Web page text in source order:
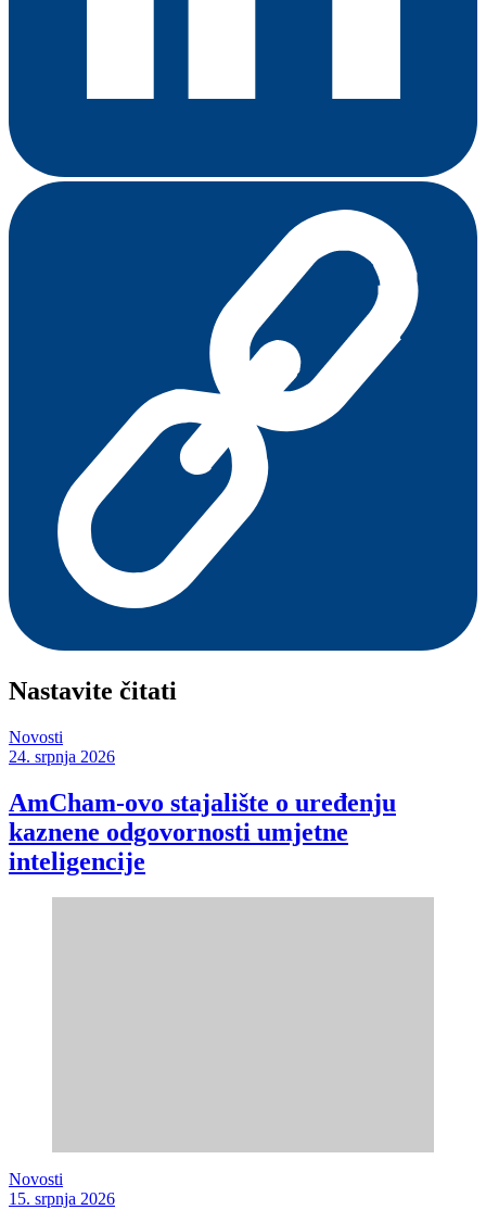
Nastavite čitati
Novosti
24. srpnja 2026
AmCham-ovo stajalište o uređenju
kaznene odgovornosti umjetne
inteligencije
Novosti
15. srpnja 2026